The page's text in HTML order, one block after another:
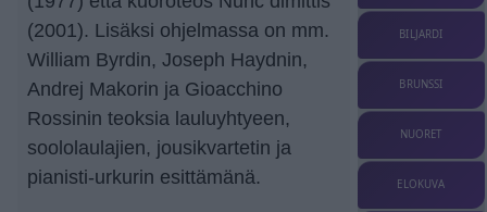
(2001). Lisäksi ohjelmassa on mm.
William Byrdin, Joseph Haydnin,
Andrej Makorin ja Gioacchino
Rossinin teoksia lauluyhtyeen,
soololaulajien, jousikvartetin ja
pianisti-urkurin esittämänä.
BILJARDI
BRUNSSI
NUORET
ELOKUVA